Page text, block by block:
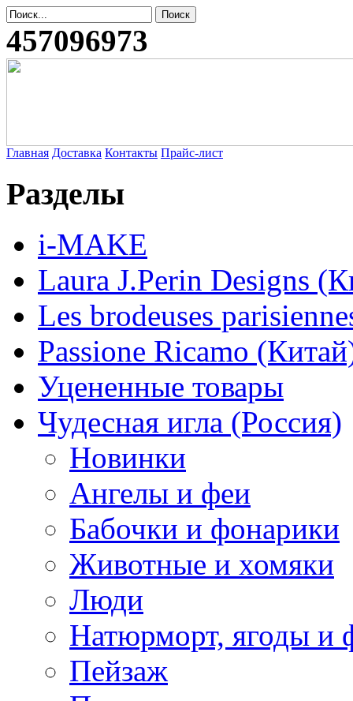
457096973
Главная Доставка Контакты Прайс-лист
Разделы
i-MAKE
Laura J.Perin Designs
Les brodeuses
Passione Ricamo
Уцененные товары
Чудесная игла (Россия)
Новинки
Ангелы и феи
Бабочки и фонарики
Животные и хомяки
Люди
Натюрморт, ягоды и
Пейзаж